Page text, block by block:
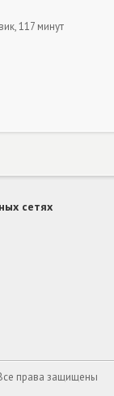
117 минут
сетях
права защищены